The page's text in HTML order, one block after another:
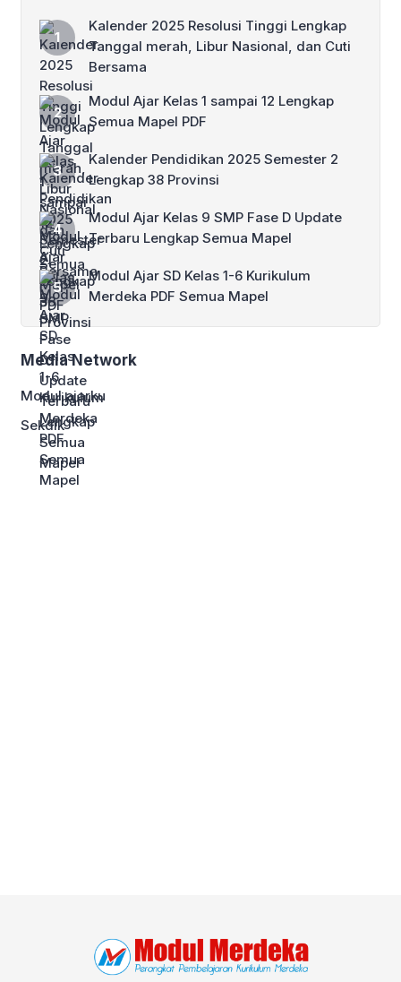
Kalender 2025 Resolusi Tinggi Lengkap
Tanggal merah, Libur Nasional, dan Cuti
Bersama
Modul Ajar Kelas 1 sampai 12 Lengkap
Semua Mapel PDF
Kalender Pendidikan 2025 Semester 2
Lengkap 38 Provinsi
Modul Ajar Kelas 9 SMP Fase D Update
Terbaru Lengkap Semua Mapel
Modul Ajar SD Kelas 1-6 Kurikulum
Merdeka PDF Semua Mapel
Media Network
Modul ajarku
Sekdik